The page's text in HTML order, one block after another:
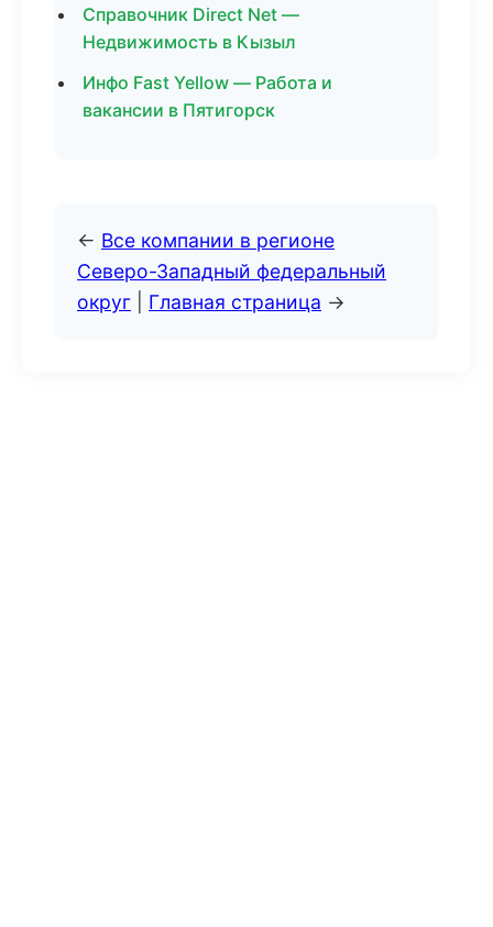
Справочник Direct Net —
Недвижимость в Кызыл
Инфо Fast Yellow — Работа и
вакансии в Пятигорск
← Все компании в регионе
Северо-Западный федеральный
округ
Главная страница →